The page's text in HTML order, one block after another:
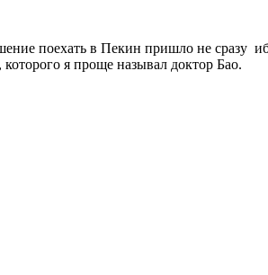
поехать в Пекин пришло не сразу
я проще называл доктор Бао.